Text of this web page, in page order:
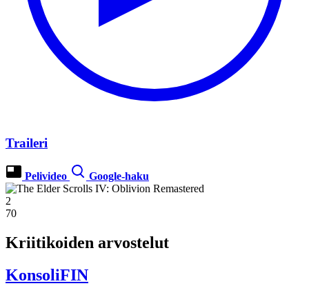
Traileri
Pelivideo Google-haku
2
70
Kriitikoiden arvostelut
KonsoliFIN